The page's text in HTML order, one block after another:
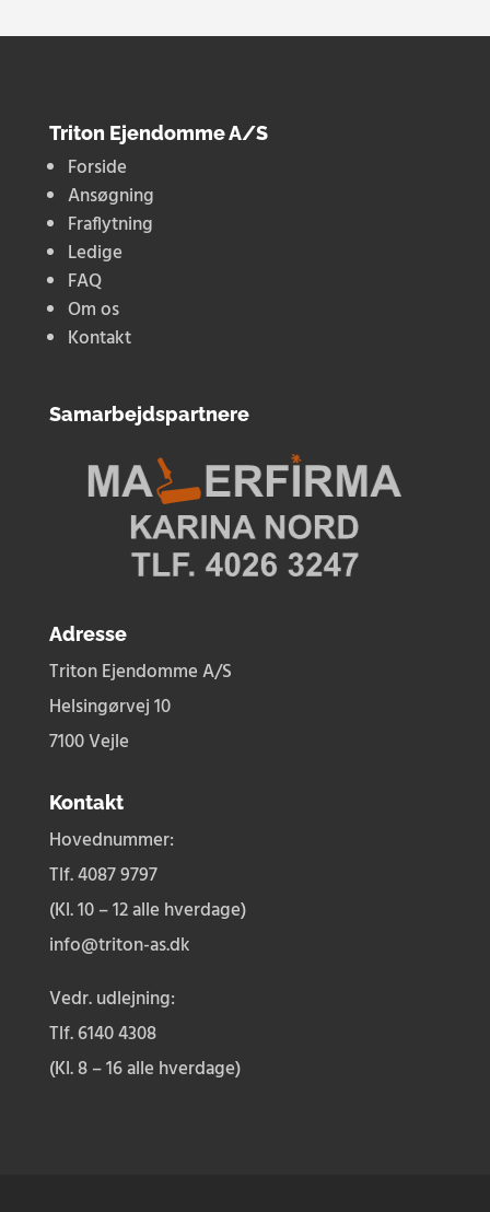
Triton Ejendomme A/S
Forside
Ansøgning
Fraflytning
Ledige
FAQ
Om os
Kontakt
Samarbejdspartnere
Adresse
Triton Ejendomme A/S
Helsingørvej 10
7100 Vejle
Kontakt
Hovednummer:
Tlf. 4087 9797
(Kl. 10 – 12 alle hverdage)
info@triton-as.dk
Vedr. udlejning:
Tlf.6140 4308
(Kl. 8 – 16 alle hverdage)